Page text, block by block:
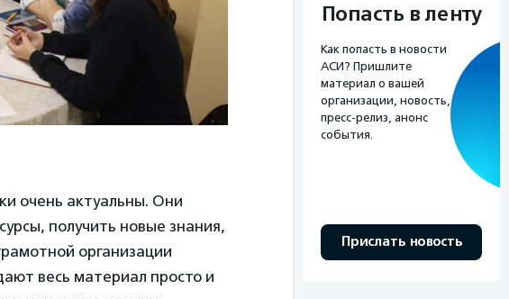
очень актуальны. Они
получить новые знания,
организации
весь материал просто и
Попасть в ленту
Как попасть в новости
АСИ? Пришлите
материал о вашей
организации, новость,
пресс-релиз, анонс
события.
Прислать новость